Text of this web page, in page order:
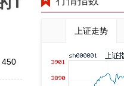
450
上证走势